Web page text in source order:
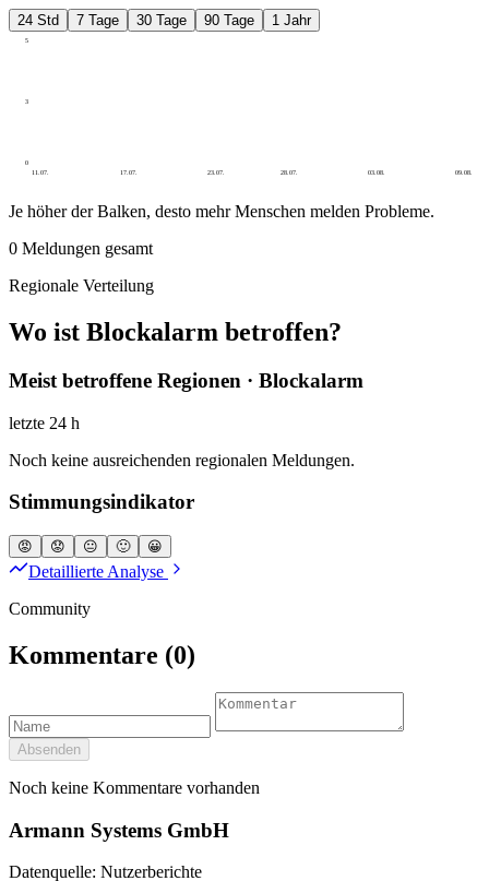
24 Std 7 Tage 30 Tage 90 Tage 1 Jahr
0
3
5
11.07. 17.07. 23.07. 28.07. 03.08. 09.08.
Je höher der Balken, desto mehr Menschen melden Probleme.
0 Meldungen gesamt
Regionale Verteilung
Wo ist Blockalarm betroffen?
Meist betroffene Regionen · Blockalarm
letzte 24 h
Noch keine ausreichenden regionalen Meldungen.
Stimmungsindikator
😡 😟 😐 🙂 😀
Detaillierte Analyse
Community
Kommentare (0)
Absenden
Noch keine Kommentare vorhanden
Armann Systems GmbH
Datenquelle: Nutzerberichte